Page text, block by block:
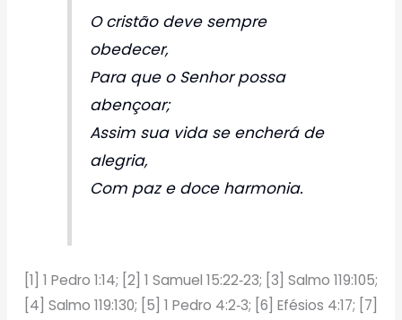
O cristão deve sempre
obedecer,
Para que o Senhor possa
abençoar;
Assim sua vida se encherá de
alegria,
Com paz e doce harmonia.
[1] 1 Pedro 1:14; [2] 1 Samuel 15:22‑23; [3] Salmo 119:105;
[4] Salmo 119:130; [5] 1 Pedro 4:2‑3; [6] Efésios 4:17; [7]